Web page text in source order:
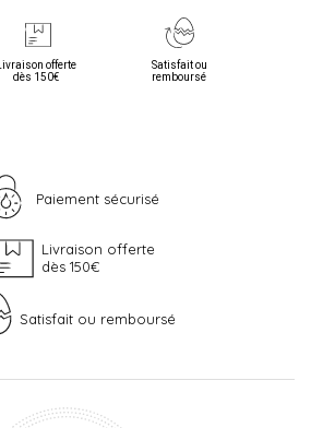
Livraison offerte
dès 150€
Satisfait ou
remboursé
Paiement sécurisé
Livraison offerte
dès 150€
Satisfait ou remboursé